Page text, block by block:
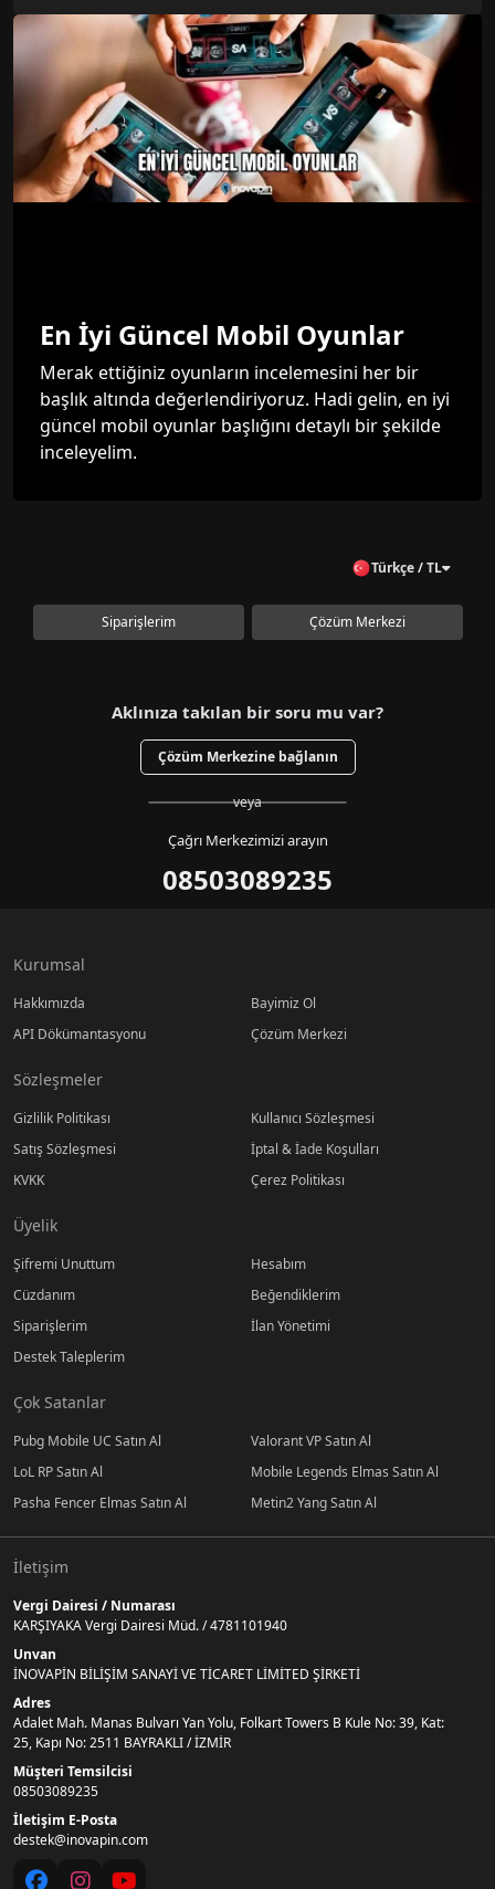
En İyi Güncel Mobil Oyunlar
Merak ettiğiniz oyunların incelemesini her bir
başlık altında değerlendiriyoruz. Hadi gelin, en iyi
güncel mobil oyunlar başlığını detaylı bir şekilde
inceleyelim.
Türkçe / TL
Siparişlerim Çözüm Merkezi
Aklınıza takılan bir soru mu var?
Çözüm Merkezine bağlanın
veya
Çağrı Merkezimizi arayın
08503089235
Kurumsal
Hakkımızda
Bayimiz Ol
API Dökümantasyonu
Çözüm Merkezi
Sözleşmeler
Gizlilik Politikası
Kullanıcı Sözleşmesi
Satış Sözleşmesi
İptal & İade Koşulları
KVKK
Çerez Politikası
Üyelik
Şifremi Unuttum
Hesabım
Cüzdanım
Beğendiklerim
Siparişlerim
İlan Yönetimi
Destek Taleplerim
Çok Satanlar
Pubg Mobile UC Satın Al
Valorant VP Satın Al
LoL RP Satın Al
Mobile Legends Elmas Satın Al
Pasha Fencer Elmas Satın Al
Metin2 Yang Satın Al
İletişim
Vergi Dairesi / Numarası
KARŞIYAKA Vergi Dairesi Müd. / 4781101940
Unvan
İNOVAPİN BİLİŞİM SANAYİ VE TİCARET LİMİTED ŞİRKETİ
Adres
Adalet Mah. Manas Bulvarı Yan Yolu, Folkart Towers B Kule No: 39, Kat:
25, Kapı No: 2511 BAYRAKLI / İZMİR
Müşteri Temsilcisi
08503089235
İletişim E-Posta
destek@inovapin.com